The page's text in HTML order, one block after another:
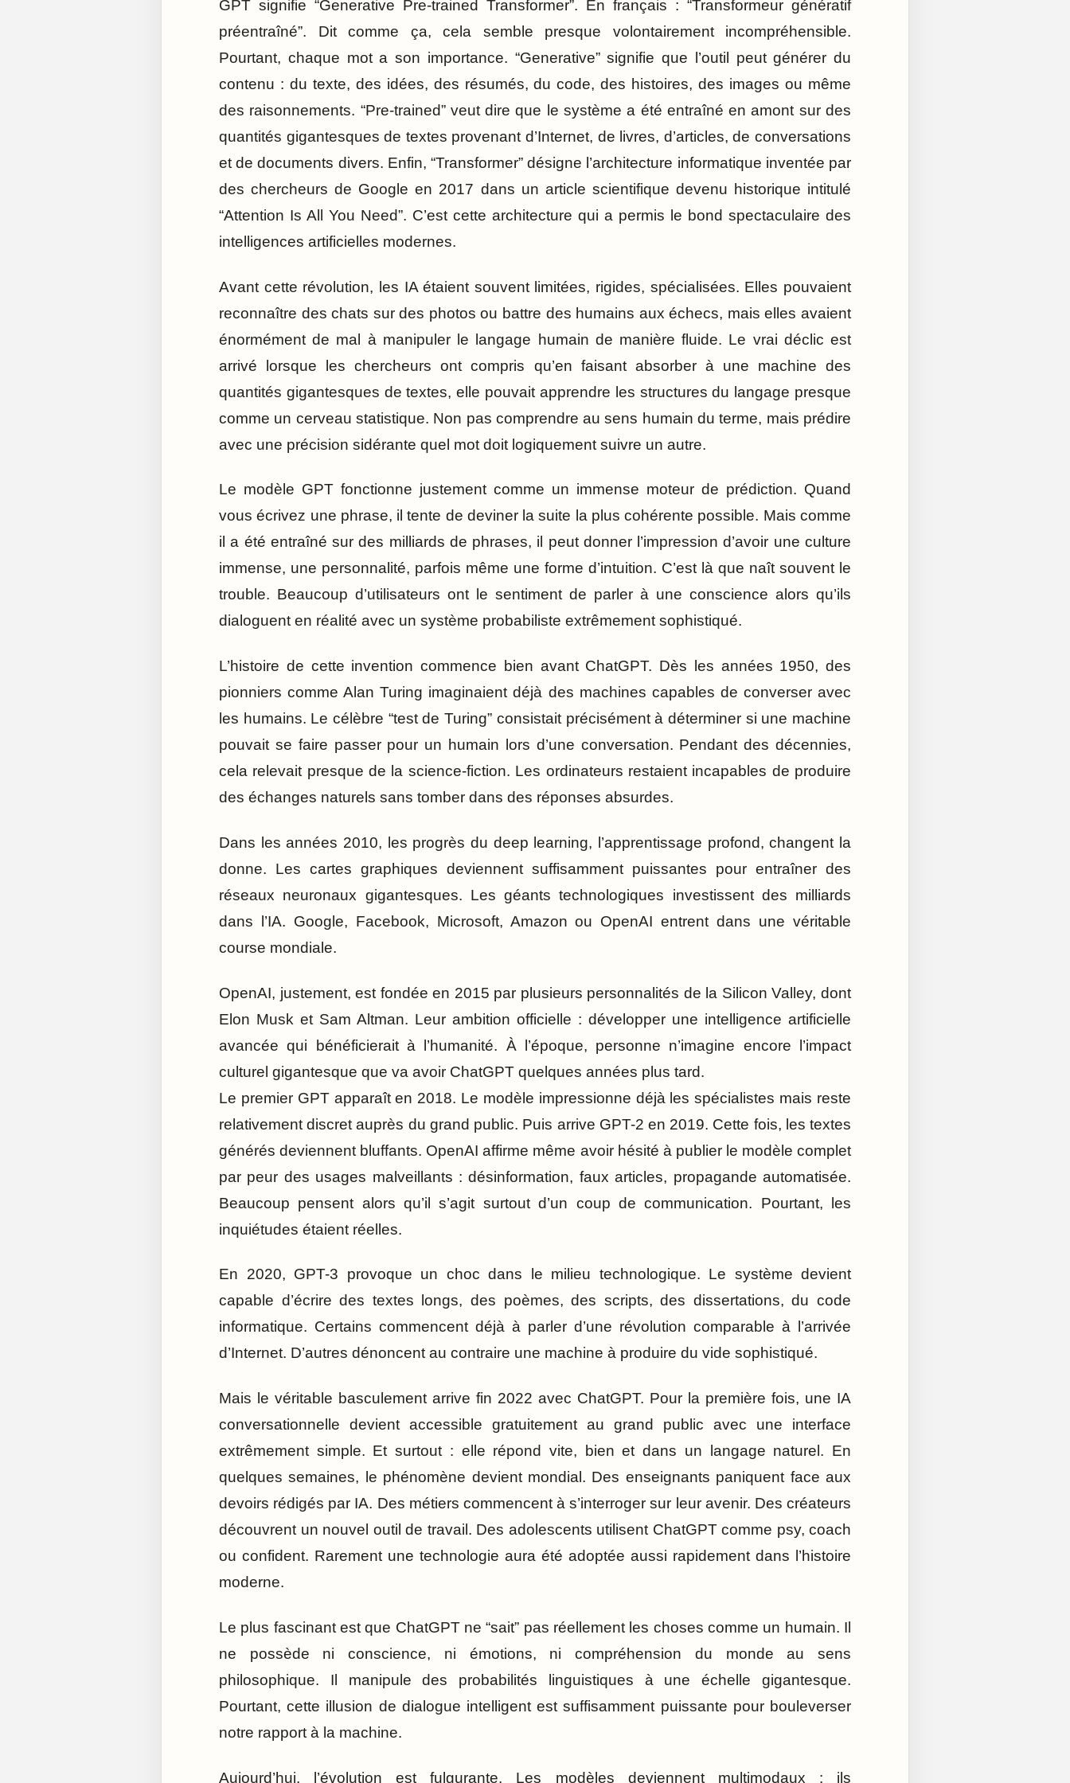
GPT signifie “Generative Pre-trained Transformer”. En français : “Transformeur génératif
préentraîné”. Dit comme ça, cela semble presque volontairement incompréhensible.
Pourtant, chaque mot a son importance. “Generative” signifie que l’outil peut générer du
contenu : du texte, des idées, des résumés, du code, des histoires, des images ou même
des raisonnements. “Pre-trained” veut dire que le système a été entraîné en amont sur des
quantités gigantesques de textes provenant d’Internet, de livres, d’articles, de conversations
et de documents divers. Enfin, “Transformer” désigne l’architecture informatique inventée par
des chercheurs de Google en 2017 dans un article scientifique devenu historique intitulé
“Attention Is All You Need”. C’est cette architecture qui a permis le bond spectaculaire des
intelligences artificielles modernes.
Avant cette révolution, les IA étaient souvent limitées, rigides, spécialisées. Elles pouvaient
reconnaître des chats sur des photos ou battre des humains aux échecs, mais elles avaient
énormément de mal à manipuler le langage humain de manière fluide. Le vrai déclic est
arrivé lorsque les chercheurs ont compris qu’en faisant absorber à une machine des
quantités gigantesques de textes, elle pouvait apprendre les structures du langage presque
comme un cerveau statistique. Non pas comprendre au sens humain du terme, mais prédire
avec une précision sidérante quel mot doit logiquement suivre un autre.
Le modèle GPT fonctionne justement comme un immense moteur de prédiction. Quand
vous écrivez une phrase, il tente de deviner la suite la plus cohérente possible. Mais comme
il a été entraîné sur des milliards de phrases, il peut donner l’impression d’avoir une culture
immense, une personnalité, parfois même une forme d’intuition. C’est là que naît souvent le
trouble. Beaucoup d’utilisateurs ont le sentiment de parler à une conscience alors qu’ils
dialoguent en réalité avec un système probabiliste extrêmement sophistiqué.
L’histoire de cette invention commence bien avant ChatGPT. Dès les années 1950, des
pionniers comme Alan Turing imaginaient déjà des machines capables de converser avec
les humains. Le célèbre “test de Turing” consistait précisément à déterminer si une machine
pouvait se faire passer pour un humain lors d’une conversation. Pendant des décennies,
cela relevait presque de la science-fiction. Les ordinateurs restaient incapables de produire
des échanges naturels sans tomber dans des réponses absurdes.
Dans les années 2010, les progrès du deep learning, l’apprentissage profond, changent la
donne. Les cartes graphiques deviennent suffisamment puissantes pour entraîner des
réseaux neuronaux gigantesques. Les géants technologiques investissent des milliards
dans l’IA. Google, Facebook, Microsoft, Amazon ou OpenAI entrent dans une véritable
course mondiale.
OpenAI, justement, est fondée en 2015 par plusieurs personnalités de la Silicon Valley, dont
Elon Musk et Sam Altman. Leur ambition officielle : développer une intelligence artificielle
avancée qui bénéficierait à l’humanité. À l’époque, personne n’imagine encore l’impact
culturel gigantesque que va avoir ChatGPT quelques années plus tard.
Le premier GPT apparaît en 2018. Le modèle impressionne déjà les spécialistes mais reste
relativement discret auprès du grand public. Puis arrive GPT-2 en 2019. Cette fois, les textes
générés deviennent bluffants. OpenAI affirme même avoir hésité à publier le modèle complet
par peur des usages malveillants : désinformation, faux articles, propagande automatisée.
Beaucoup pensent alors qu’il s’agit surtout d’un coup de communication. Pourtant, les
inquiétudes étaient réelles.
En 2020, GPT-3 provoque un choc dans le milieu technologique. Le système devient
capable d’écrire des textes longs, des poèmes, des scripts, des dissertations, du code
informatique. Certains commencent déjà à parler d’une révolution comparable à l’arrivée
d’Internet. D’autres dénoncent au contraire une machine à produire du vide sophistiqué.
Mais le véritable basculement arrive fin 2022 avec ChatGPT. Pour la première fois, une IA
conversationnelle devient accessible gratuitement au grand public avec une interface
extrêmement simple. Et surtout : elle répond vite, bien et dans un langage naturel. En
quelques semaines, le phénomène devient mondial. Des enseignants paniquent face aux
devoirs rédigés par IA. Des métiers commencent à s’interroger sur leur avenir. Des créateurs
découvrent un nouvel outil de travail. Des adolescents utilisent ChatGPT comme psy, coach
ou confident. Rarement une technologie aura été adoptée aussi rapidement dans l’histoire
moderne.
Le plus fascinant est que ChatGPT ne “sait” pas réellement les choses comme un humain. Il
ne possède ni conscience, ni émotions, ni compréhension du monde au sens
philosophique. Il manipule des probabilités linguistiques à une échelle gigantesque.
Pourtant, cette illusion de dialogue intelligent est suffisamment puissante pour bouleverser
notre rapport à la machine.
Aujourd’hui, l’évolution est fulgurante. Les modèles deviennent multimodaux : ils